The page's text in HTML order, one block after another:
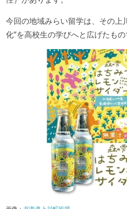
今回の地域みらい留学は、その上
化”を高校生の学びへと広げたもの